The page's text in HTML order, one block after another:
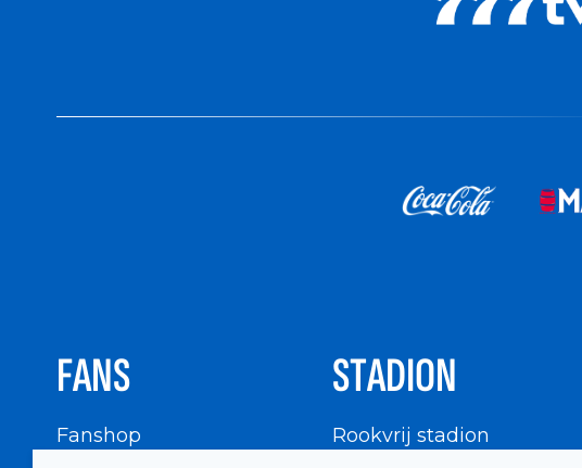
FANS
Fanshop
STADION
Rookvrij stadion